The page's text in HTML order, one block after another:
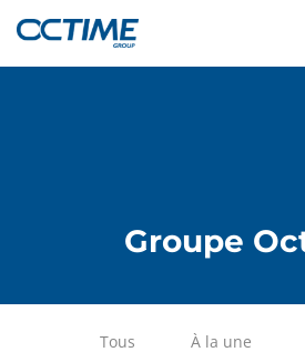
Groupe
Tous À la une